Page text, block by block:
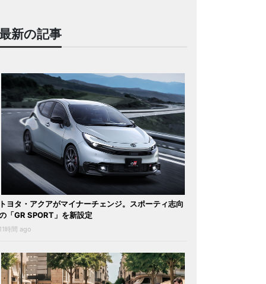
新の記事
トヨタ・アクアがマイナーチェンジ。スポーティ志向
「GR SPORT」を新設定
11時間 ago